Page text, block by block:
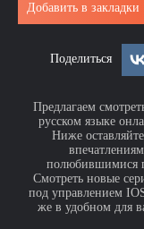
Добавить в закладки
Поделиться
Предлагаем
русском языке
Ниже
полюбившимися
Смотреть новые
под управлением
же в удобном для